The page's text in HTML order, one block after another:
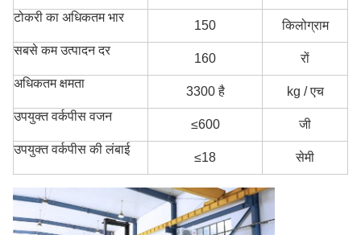
टोकरी का अधिकतम भार
150
किलोग्राम
सबसे कम उत्पादन दर
160
रों
अधिकतम क्षमता
3300 है
kg / एच
उपयुक्त वर्कपीस वजन
≤600
जी
उपयुक्त वर्कपीस की लंबाई
≤18 सेमी